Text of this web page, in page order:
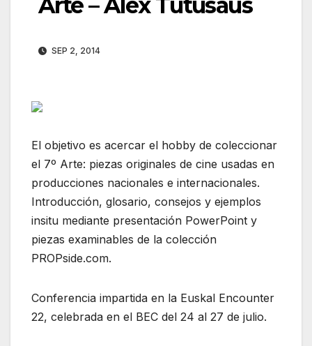
Arte – Alex Tutusaus
SEP 2, 2014
El objetivo es acercar el hobby de coleccionar
el 7º Arte: piezas originales de cine usadas en
producciones nacionales e internacionales.
Introducción, glosario, consejos y ejemplos
insitu mediante presentación PowerPoint y
piezas examinables de la colección
PROPside.com.
Conferencia impartida en la Euskal Encounter
22, celebrada en el BEC del 24 al 27 de julio.